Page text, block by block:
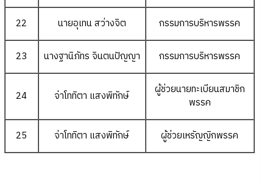
22 นายอุเทน สว่างจิต กรรมการบริหารพรรค
23 นางฐานิภัทร จินตนปัญญา กรรมการบริหารพรรค
24 จ่าโททิตา แสงพิทักษ์
ผู้ช่วยนายทะเบียนสมาชิก
พรรค
25 จ่าโททิตา แสงพิทักษ์ ผู้ช่วยเหรัญญิกพรรค